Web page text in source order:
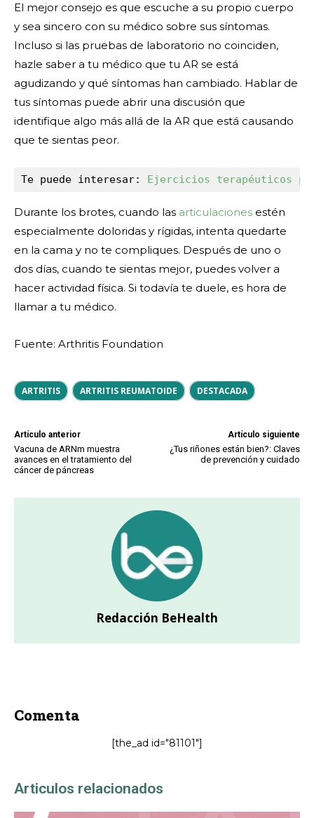
El mejor consejo es que escuche a su propio cuerpo
y sea sincero con su médico sobre sus síntomas.
Incluso si las pruebas de laboratorio no coinciden,
hazle saber a tu médico que tu AR se está
agudizando y qué síntomas han cambiado. Hablar de
tus síntomas puede abrir una discusión que
identifique algo más allá de la AR que está causando
que te sientas peor.
Te puede interesar: Ejercicios terapéuticos
Durante los brotes, cuando las articulaciones estén
especialmente doloridas y rígidas, intenta quedarte
en la cama y no te compliques. Después de uno o
dos días, cuando te sientas mejor, puedes volver a
hacer actividad física. Si todavía te duele, es hora de
llamar a tu médico.
Fuente: Arthritis Foundation
ARTRITIS ARTRITIS REUMATOIDE DESTACADA
Artículo anterior
Vacuna de ARNm muestra
avances en el tratamiento del
cáncer de páncreas
Artículo siguiente
¿Tus riñones están bien?: Claves
de prevención y cuidado
Redacción BeHealth
Comenta
[the_ad id="81101"]
Articulos relacionados